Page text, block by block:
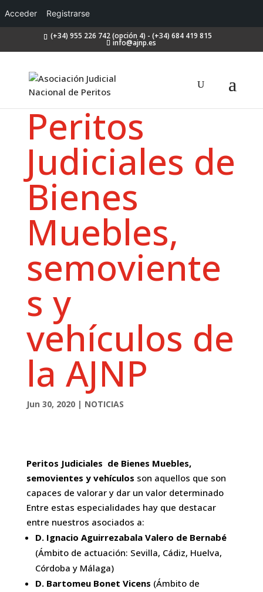
Acceder Registrarse
(+34) 955 226 742 (opción 4) - (+34) 684 419 815
info@ajnp.es
Peritos
Judiciales de
Bienes
Muebles,
semoviente
s y
vehículos de
la AJNP
Jun 30, 2020| NOTICIAS
Peritos Judiciales de Bienes Muebles,
semovientes y vehículos son aquellos que son
capaces de valorar y dar un valor determinado
Entre estas especialidades hay que destacar
entre nuestros asociados a:
D. Ignacio Aguirrezabala Valero de Bernabé
(Ámbito de actuación: Sevilla, Cádiz, Huelva,
Córdoba y Málaga)
D. Bartomeu Bonet Vicens (Ámbito de